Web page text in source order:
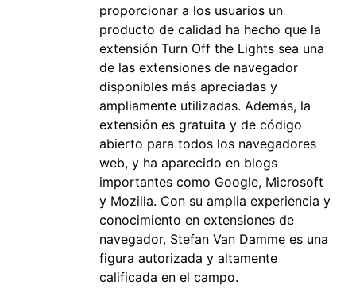
proporcionar a los usuarios un
producto de calidad ha hecho que la
extensión Turn Off the Lights sea una
de las extensiones de navegador
disponibles más apreciadas y
ampliamente utilizadas. Además, la
extensión es gratuita y de código
abierto para todos los navegadores
web, y ha aparecido en blogs
importantes como Google, Microsoft
y Mozilla. Con su amplia experiencia y
conocimiento en extensiones de
navegador, Stefan Van Damme es una
figura autorizada y altamente
calificada en el campo.